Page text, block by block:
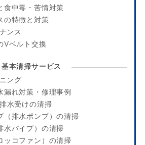
食中毒・苦情対策
の特徴と対策
ンス
Vベルト交換
基本清掃サービス
ング
漏れ対策・修理事例
水受けの清掃
（排水ポンプ）の清掃
水パイプ）の清掃
ッコファン）の清掃